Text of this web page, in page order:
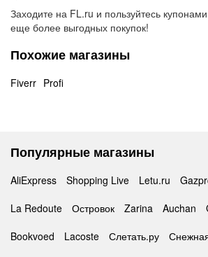
Заходите на FL.ru и пользуйтесь
еще более выгодных покупок!
Похожие магазины
Fiverr Profi
Популярные магазины
AliExpress Shopping Live Letu.ru
La Redoute
Островок Zarina Auchan
Bookvoed
Lacoste Слетать.ру